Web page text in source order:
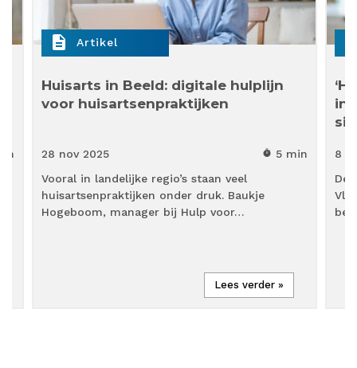
description Artikel
Huisarts in Beeld: digitale hulplijn
voor huisartsenpraktijken
28 nov 2025 timer 5 min
Vooral in landelijke regio’s staan veel
huisartsenpraktijken onder druk. Baukje
Hogeboom, manager bij Hulp voor…
Lees verder »
in
8
De